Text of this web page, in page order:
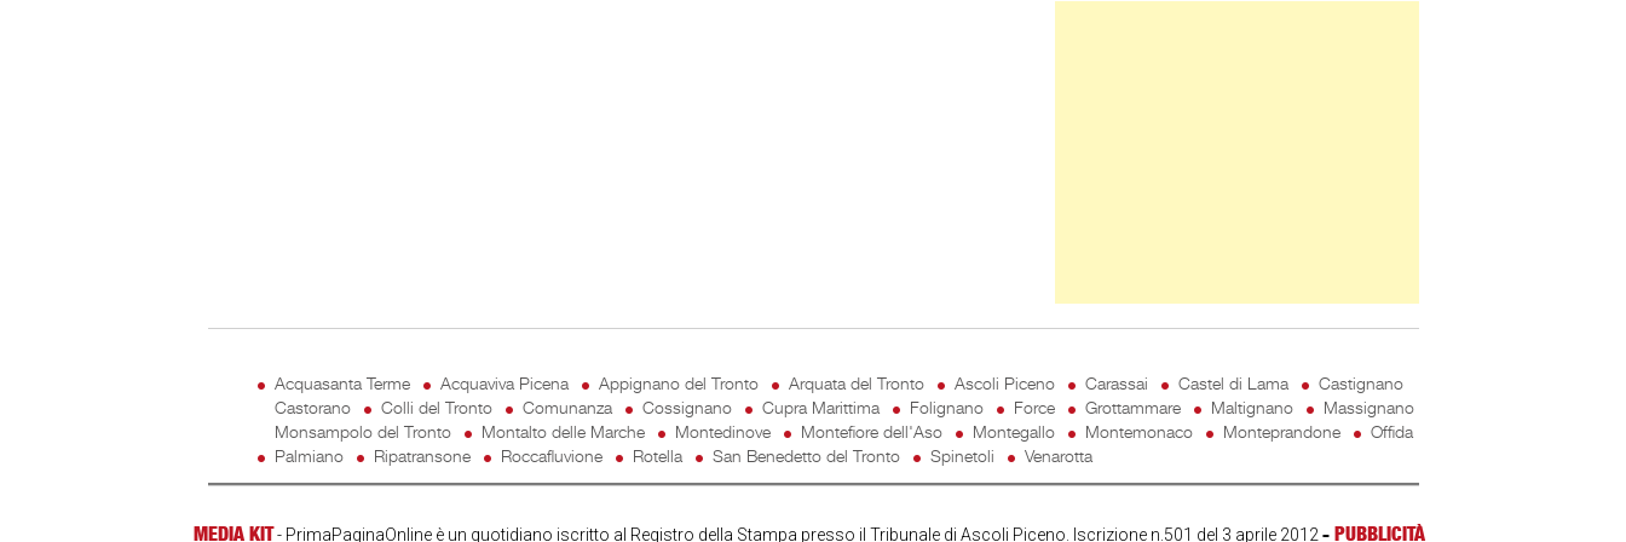
Acquasanta Terme Acquaviva Picena Appignano del Tronto Arquata del Tronto Ascoli Piceno Carassai Castel di Lama
Castignano
Castorano
Colli del Tronto Comunanza Cossignano Cupra Marittima Folignano Force Grottammare Maltignano
Massignano
Monsampolo del Tronto
Montalto delle Marche Montedinove Montefiore dell'Aso Montegallo Montemonaco Monteprandone
Offida
Palmiano
Ripatransone Roccafluvione Rotella San Benedetto del Tronto Spinetoli Venarotta
MEDIA KIT- PrimaPaginaOnline è un quotidiano iscritto al Registro della Stampa presso il Tribunale di Ascoli Piceno. Iscrizione n.501 del 3 aprile 2012- PUBBLICITÀ